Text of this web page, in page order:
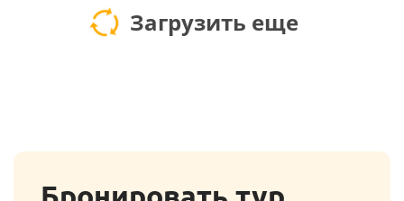
Загрузить еще